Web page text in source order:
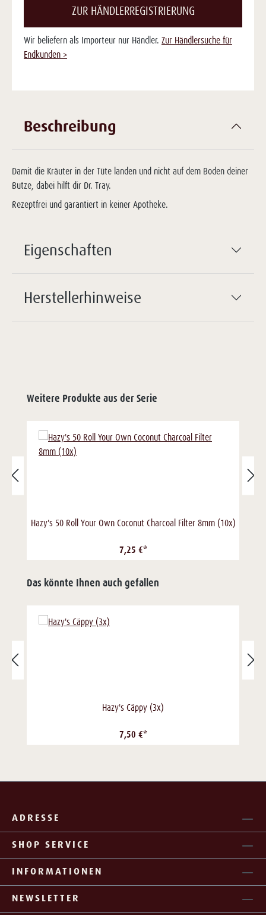
ZUR HÄNDLERREGISTRIERUNG
Wir beliefern als Importeur nur Händler. Zur Händlersuche für
Endkunden >
Beschreibung
Damit die Kräuter in der Tüte landen und nicht auf dem Boden deiner
Butze, dabei hilft dir Dr. Tray.
Rezeptfrei und garantiert in keiner Apotheke.
Eigenschaften
Herstellerhinweise
Weitere Produkte aus der Serie
Hazy's 50 Roll Your Own Coconut Charcoal Filter 8mm (10x)
7,25 €*
Das könnte Ihnen auch gefallen
Hazy's Cäppy (3x)
7,50 €*
ADRESSE
SHOP SERVICE
INFORMATIONEN
NEWSLETTER